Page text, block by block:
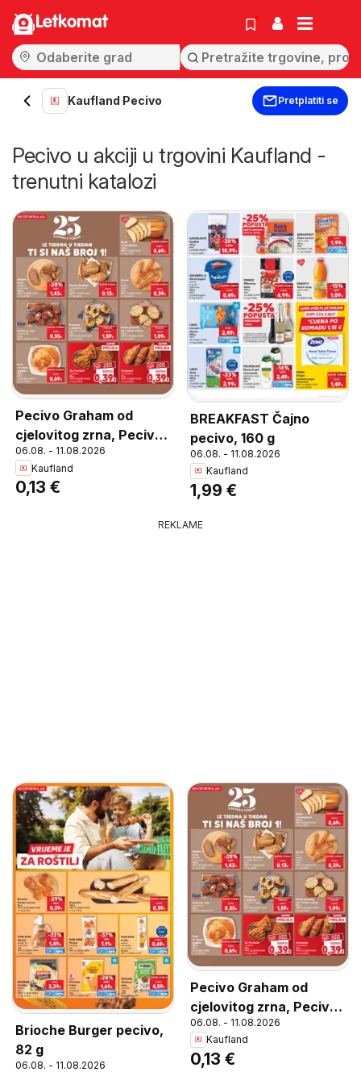
Letkomat
Kaufland Pecivo Pretplatiti se
Pecivo u akciji u trgovini Kaufland -
trenutni katalozi
Pecivo Graham od
cjelovitog zrna, Pecivo
Graham od cjelovitog
zrna 75 g
06.08. - 11.08.2026
Kaufland
0,13 €
BREAKFAST Čajno
pecivo, 160 g
06.08. - 11.08.2026
Kaufland
1,99 €
REKLAME
Brioche Burger pecivo,
82 g
06.08. - 11.08.2026
Pecivo Graham od
cjelovitog zrna, Pecivo
Graham od cjelovitog
zrna 75 g
06.08. - 11.08.2026
Kaufland
0,13 €